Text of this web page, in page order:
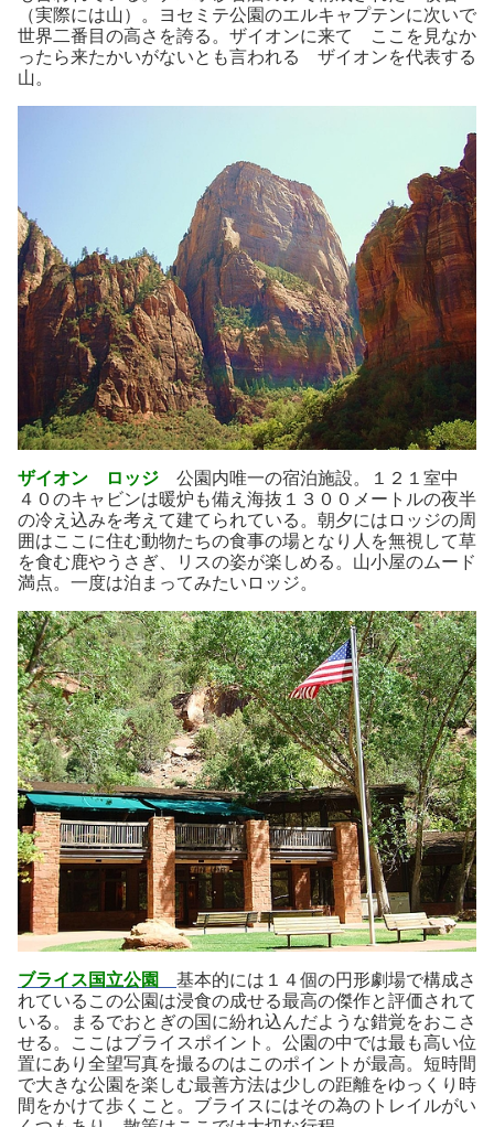
（実際には山）。ヨセミテ公園のエルキャプテンに次いで
世界二番目の高さを誇る。ザイオンに来て ここを見なか
ったら来たかいがないとも言われる ザイオンを代表する
山。
ザイオン ロッジ 公園内唯一の宿泊施設。１２１室中
４０のキャビンは暖炉も備え海抜１３００メートルの夜半
の冷え込みを考えて建てられている。朝夕にはロッジの周
囲はここに住む動物たちの食事の場となり人を無視して草
を食む鹿やうさぎ、リスの姿が楽しめる。山小屋のムード
満点。一度は泊まってみたいロッジ。
ブライス国立公園 基本的には１４個の円形劇場で構成さ
れているこの公園は浸食の成せる最高の傑作と評価されて
いる。まるでおとぎの国に紛れ込んだような錯覚をおこさ
せる。ここはブライスポイント。公園の中では最も高い位
置にあり全望写真を撮るのはこのポイントが最高。短時間
で大きな公園を楽しむ最善方法は少しの距離をゆっくり時
間をかけて歩くこと。ブライスにはその為のトレイルがい